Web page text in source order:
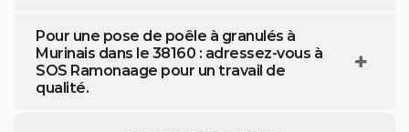
Pour une pose de poêle à granulés à
Murinais dans le 38160 : adressez-vous à
SOS Ramonaage pour un travail de
qualité.